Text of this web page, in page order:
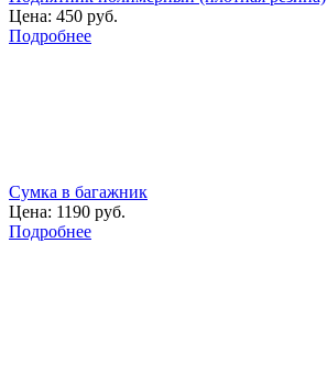
Цена: 450 руб.
Подробнее
Сумка в багажник
Цена: 1190 руб.
Подробнее